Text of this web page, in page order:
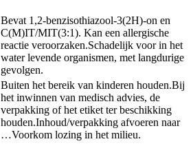
Bevat 1,2-benzisothiazool-3(2H)-on en
C(M)IT/MIT(3:1). Kan een allergische
reactie veroorzaken.Schadelijk voor in het
water levende organismen, met langdurige
gevolgen.
Buiten het bereik van kinderen houden.Bij
het inwinnen van medisch advies, de
verpakking of het etiket ter beschikking
houden.Inhoud/verpakking afvoeren naar
…Voorkom lozing in het milieu.